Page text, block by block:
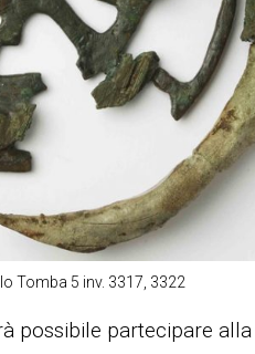
Tomba 5 inv. 3317, 3322
possibile partecipare alla